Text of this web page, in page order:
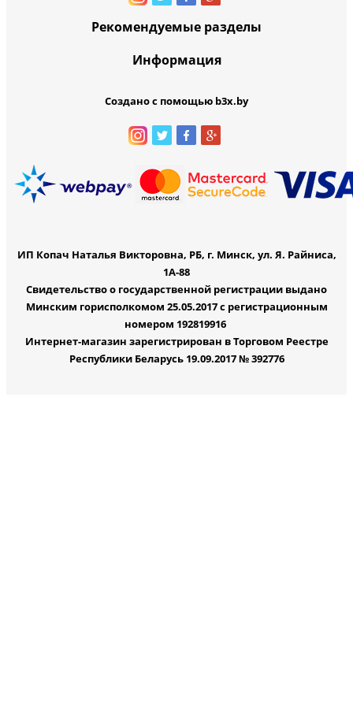
Рекомендуемые разделы
Информация
Создано с помощью b3x.by
ИП Копач Наталья Викторовна, РБ, г. Минск, ул. Я. Райниса,
1А-88
Свидетельство о государственной регистрации выдано
Минским горисполкомом 25.05.2017 с регистрационным
номером 192819916
Интернет-магазин зарегистрирован в Торговом Реестре
Республики Беларусь 19.09.2017 № 392776